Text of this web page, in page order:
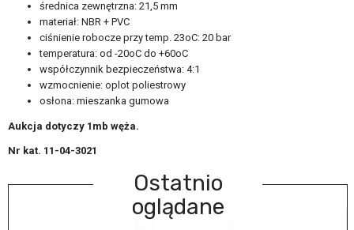
średnica zewnętrzna: 21,5 mm
materiał: NBR + PVC
ciśnienie robocze przy temp. 23oC: 20 bar
temperatura: od -20oC do +60oC
współczynnik bezpieczeństwa: 4:1
wzmocnienie: oplot poliestrowy
osłona: mieszanka gumowa
Aukcja dotyczy 1mb węża.
Nr kat. 11-04-3021
Ostatnio
oglądane